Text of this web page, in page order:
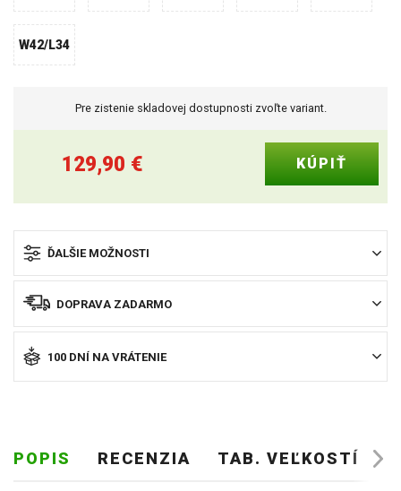
W42/L34
Pre zistenie skladovej dostupnosti zvoľte variant.
129,90 €
ĎALŠIE MOŽNOSTI
DOPRAVA ZADARMO
100 DNÍ NA VRÁTENIE
POPIS RECENZIA TAB. VEĽKOSTÍ